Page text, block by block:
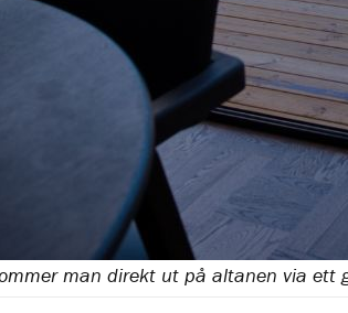
man direkt ut på altanen via ett